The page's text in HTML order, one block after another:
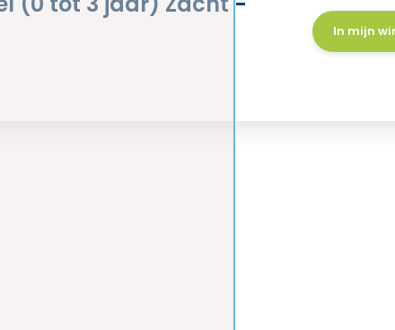
In mijn